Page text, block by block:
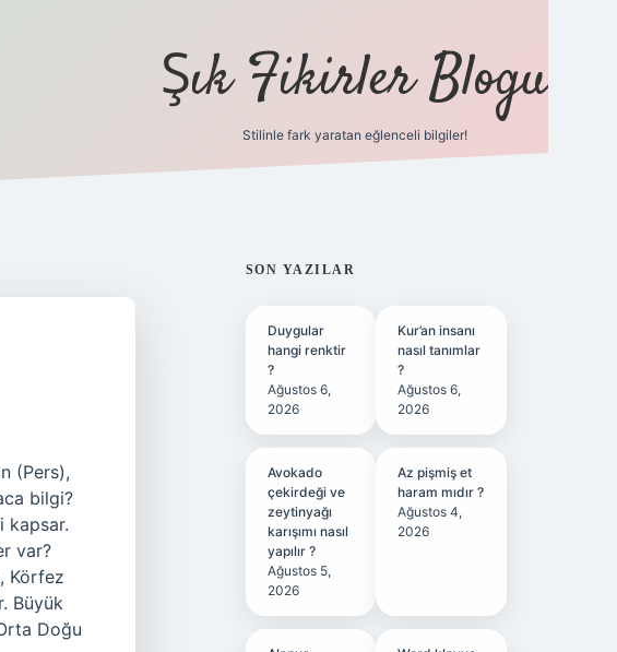
Şık Fikirler Blogu
Stilinle fark yaratan eğlenceli bilgiler!
(Pers),
bilgi?
kapsar.
var?
Körfez
Büyük
Doğu
SIDEBAR
SON YAZILAR
Duygular
hangi renktir
?
Ağustos 6,
2026
Kur’an insanı
nasıl tanımlar
?
Ağustos 6,
2026
Avokado
çekirdeği ve
zeytinyağı
karışımı nasıl
yapılır ?
Ağustos 5,
2026
Az pişmiş et
haram mıdır ?
Ağustos 4,
2026